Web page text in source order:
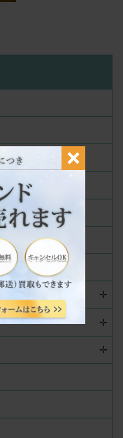
✛
✛
✛